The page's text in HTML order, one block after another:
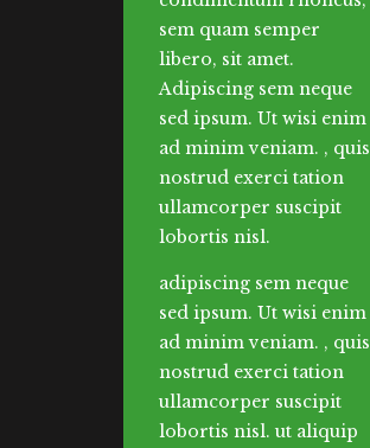
sem quam semper
libero, sit amet.
Adipiscing sem neque
sed ipsum. Ut wisi enim
ad minim veniam. , quis
nostrud exerci tation
ullamcorper suscipit
lobortis nisl.
adipiscing sem neque
sed ipsum. Ut wisi enim
ad minim veniam. , quis
nostrud exerci tation
ullamcorper suscipit
lobortis nisl. ut aliquip